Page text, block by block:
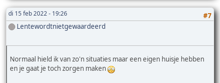
di 15 feb 2022 - 19:26
#7
Lentewordtnietgewaardeerd
Normaal hield ik van zo'n situaties maar een eigen huisje hebben
en je gaat je toch zorgen maken